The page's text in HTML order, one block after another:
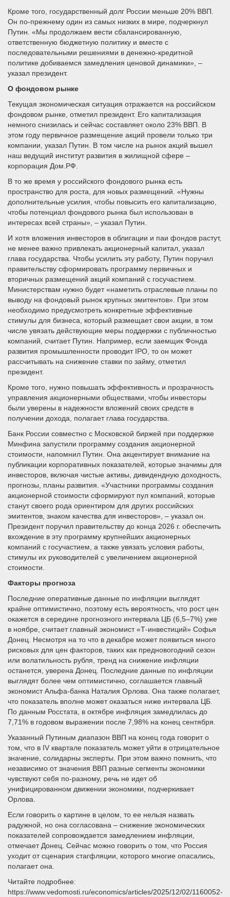
Кроме того, государственный долг России меньше 20% ВВП.
Он по-прежнему один из самых низких в мире, подчеркнул
Путин. «Мы продолжаем вести сбалансированную,
ответственную бюджетную политику и вместе с
последовательными решениями в денежно-кредитной
политике добиваемся замедления ценовой динамики», –
указал президент.
О фондовом рынке
Текущая экономическая ситуация отражается на российском
фондовом рынке, отметил президент. Его капитализация
немного снизилась и сейчас составляет около 23% ВВП. В
этом году первичное размещение акций провели только три
компании, указал Путин. В том числе на рынок акций вышел
наш ведущий институт развития в жилищной сфере –
корпорация Дом.РФ.
В то же время у российского фондового рынка есть
пространство для роста, для новых размещений. «Нужны
дополнительные усилия, чтобы повысить его капитализацию,
чтобы потенциал фондового рынка был использован в
интересах всей страны», – указал Путин.
И хотя вложения инвесторов в облигации и паи фондов растут,
не менее важно привлекать акционерный капитал, указал
глава государства. Чтобы усилить эту работу, Путин поручил
правительству сформировать программу первичных и
вторичных размещений акций компаний с госучастием.
Министерствам нужно будет «наметить отраслевые планы по
выводу на фондовый рынок крупных эмитентов». При этом
необходимо предусмотреть конкретные эффективные
стимулы для бизнеса, который размещает свои акции, в том
числе увязать действующие меры поддержки с публичностью
компаний, считает Путин. Например, если заемщик Фонда
развития промышленности проводит IPO, то он может
рассчитывать на снижение ставки по займу, отметил
президент.
Кроме того, нужно повышать эффективность и прозрачность
управления акционерными обществами, чтобы инвесторы
были уверены в надежности вложений своих средств в
получении дохода, полагает глава государства.
Банк России совместно с Московской биржей при поддержке
Минфина запустили программу создания акционерной
стоимости, напомнил Путин. Она акцентирует внимание на
публикации корпоративных показателей, которые значимы для
инвесторов, включая чистые активы, дивидендную доходность,
прогнозы, планы развития. «Участники программы создания
акционерной стоимости сформируют пул компаний, которые
станут своего рода ориентиром для других российских
эмитентов, знаком качества для инвесторов», – указал он.
Президент поручил правительству до конца 2026 г. обеспечить
вхождение в эту программу крупнейших акционерных
компаний с госучастием, а также увязать условия работы,
стимулы их руководителей с увеличением акционерной
стоимости.
Факторы прогноза
Последние оперативные данные по инфляции выглядят
крайне оптимистично, поэтому есть вероятность, что рост цен
окажется в середине прогнозного интервала ЦБ (6,5–7%) уже
в ноябре, считает главный экономист «Т-инвестиций» Софья
Донец. Несмотря на то что в декабре может появиться много
рисковых для цен факторов, таких как предновогодний сезон
или волатильность рубля, тренд на снижение инфляции
останется, уверена Донец. Последние данные по инфляции
выглядят более чем оптимистично, соглашается главный
экономист Альфа-банка Наталия Орлова. Она также полагает,
что показатель вполне может оказаться ниже интервала ЦБ.
По данным Росстата, в октябре инфляция замедлилась до
7,71% в годовом выражении после 7,98% на конец сентября.
Указанный Путиным диапазон ВВП на конец года говорит о
том, что в IV квартале показатель может уйти в отрицательное
значение, солидарны эксперты. При этом важно помнить, что
независимо от значения ВВП разные сегменты экономики
чувствуют себя по-разному, речь не идет об
унифицированном движении экономики, подчеркивает
Орлова.
Если говорить о картине в целом, то ее нельзя назвать
радужной, но она согласована – снижение экономических
показателей сопровождается замедлением инфляции,
отмечает Донец. Сейчас можно говорить о том, что Россия
уходит от сценария стагфляции, которого многие опасались,
полагает она.
Читайте подробнее:
https://www.vedomosti.ru/economics/articles/2025/12/02/1160052-